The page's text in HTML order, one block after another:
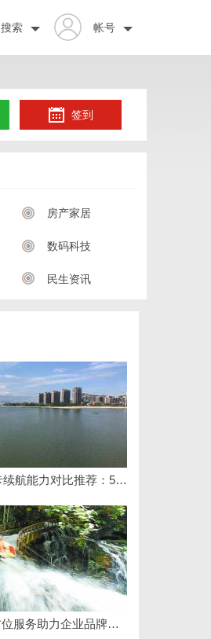
帐号
搜索
签到
房产家居
数码科技
民生资讯
2026年新能源轻卡续航能力对比推荐：5大主流平台三维解析
厦门展览公司全方位服务助力企业品牌打造与市场开拓